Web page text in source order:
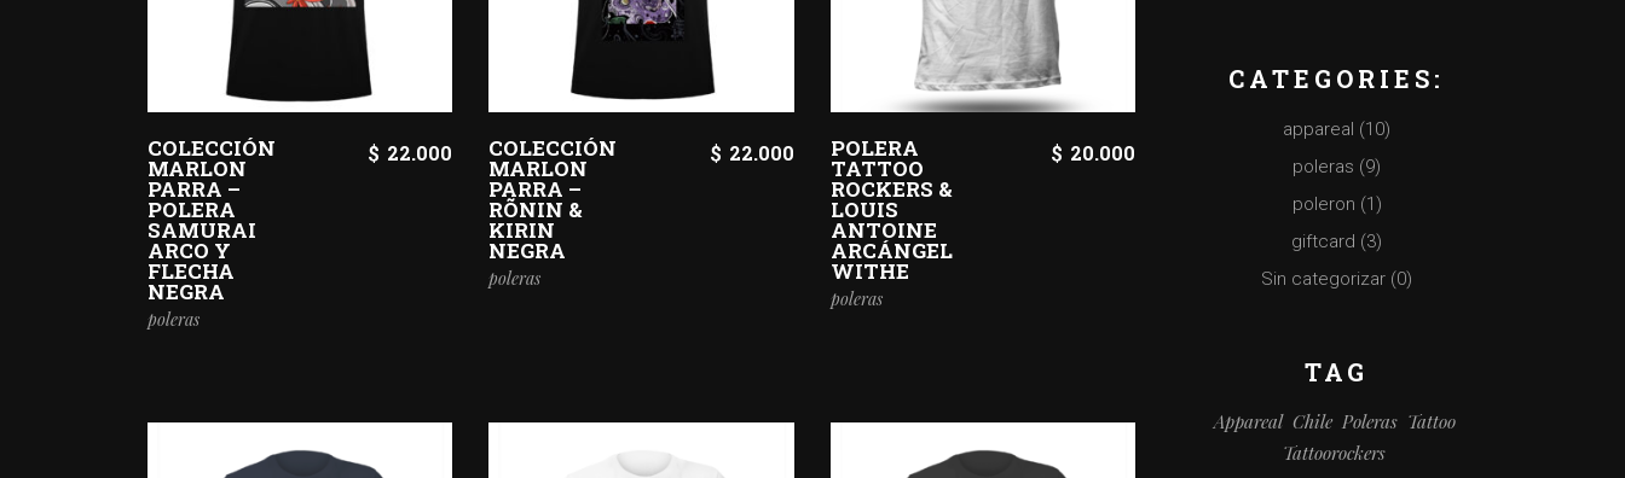
COLECCIÓN
MARLON
PARRA –
POLERA
SAMURAI
ARCO Y
FLECHA
NEGRA
$ 22.000
poleras
COLECCIÓN
MARLON
PARRA –
RÕNIN &
KIRIN
NEGRA
$ 22.000
poleras
POLERA
TATTOO
ROCKERS &
LOUIS
ANTOINE
ARCÁNGEL
WITHE
$ 20.000
poleras
CATEGORIES:
appareal (10)
poleras (9)
poleron (1)
giftcard (3)
Sin categorizar (0)
TAG
Appareal Chile Poleras Tattoo
Tattoorockers